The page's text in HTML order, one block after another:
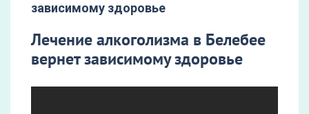
зависимому здоровье
Лечение алкоголизма в Белебее
вернет зависимому здоровье